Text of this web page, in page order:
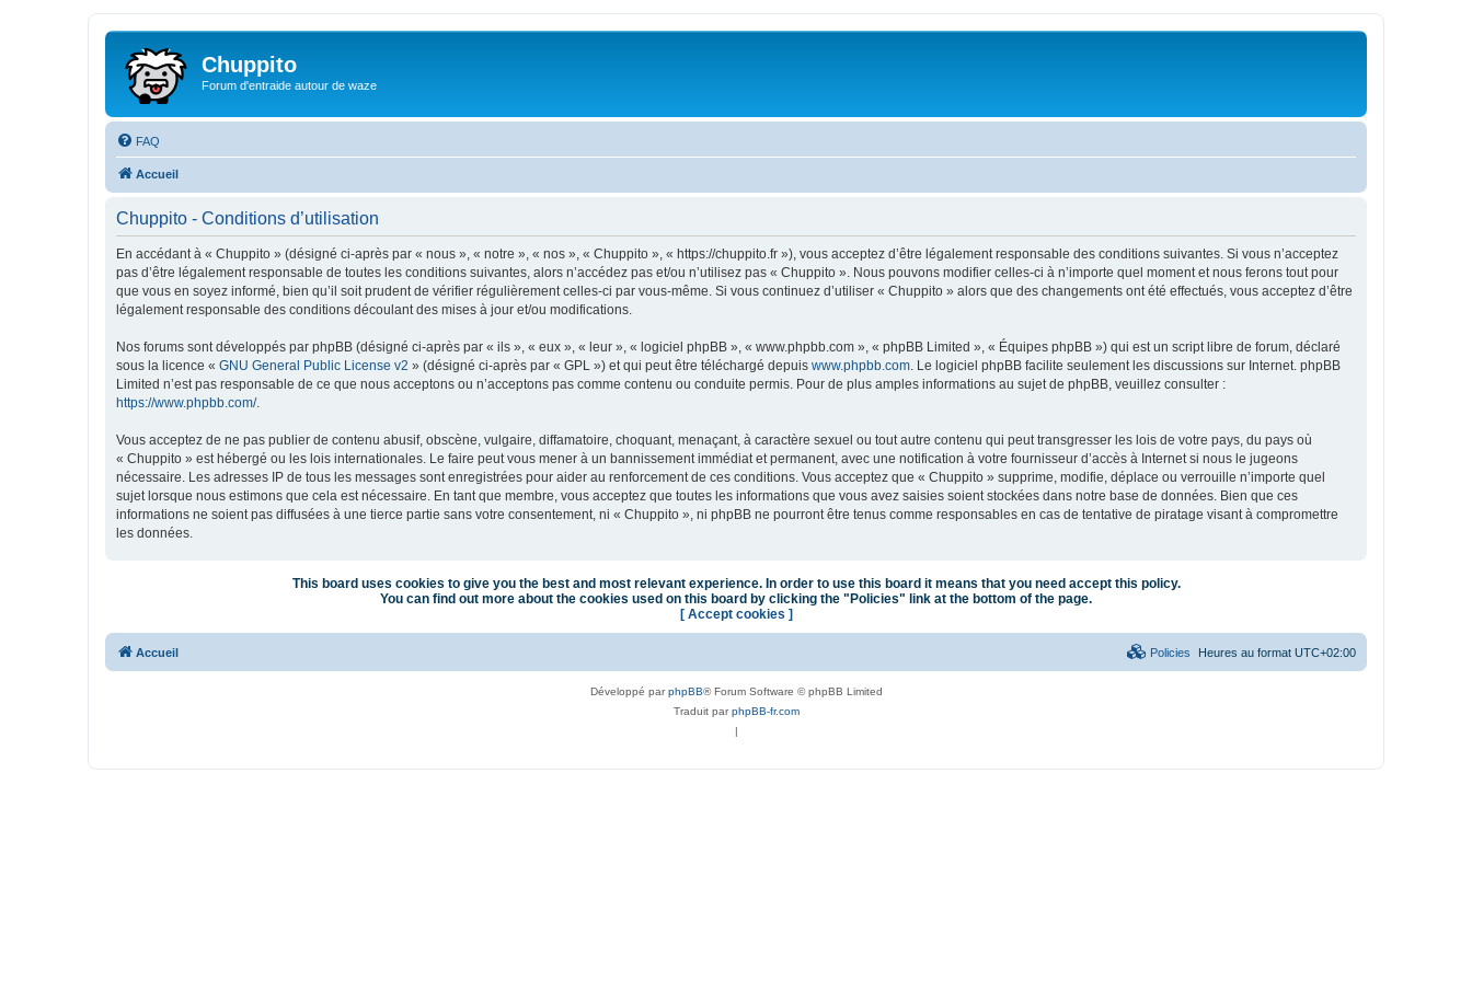
Chuppito
Forum d'entraide autour de waze
FAQ
Accueil
Chuppito - Conditions d’utilisation
En accédant à « Chuppito » (désigné ci-après par « nous », « notre », « nos », « Chuppito », « https://chuppito.fr »), vous acceptez d’être légalement responsable des conditions suivantes. Si vous n’acceptez
pas d’être légalement responsable de toutes les conditions suivantes, alors n’accédez pas et/ou n’utilisez pas « Chuppito ». Nous pouvons modifier celles-ci à n’importe quel moment et nous ferons tout pour
que vous en soyez informé, bien qu’il soit prudent de vérifier régulièrement celles-ci par vous-même. Si vous continuez d’utiliser « Chuppito » alors que des changements ont été effectués, vous acceptez d’être
légalement responsable des conditions découlant des mises à jour et/ou modifications.
Nos forums sont développés par phpBB (désigné ci-après par « ils », « eux », « leur », « logiciel phpBB », « www.phpbb.com », « phpBB Limited », « Équipes phpBB ») qui est un script libre de forum, déclaré
sous la licence « GNU General Public License v2 » (désigné ci-après par « GPL ») et qui peut être téléchargé depuis www.phpbb.com . Le logiciel phpBB facilite seulement les discussions sur Internet. phpBB
Limited n’est pas responsable de ce que nous acceptons ou n’acceptons pas comme contenu ou conduite permis. Pour de plus amples informations au sujet de phpBB, veuillez consulter :
https://www.phpbb.com/.
Vous acceptez de ne pas publier de contenu abusif, obscène, vulgaire, diffamatoire, choquant, menaçant, à caractère sexuel ou tout autre contenu qui peut transgresser les lois de votre pays, du pays où
« Chuppito » est hébergé ou les lois internationales. Le faire peut vous mener à un bannissement immédiat et permanent, avec une notification à votre fournisseur d’accès à Internet si nous le jugeons
nécessaire. Les adresses IP de tous les messages sont enregistrées pour aider au renforcement de ces conditions. Vous acceptez que « Chuppito » supprime, modifie, déplace ou verrouille n’importe quel
sujet lorsque nous estimons que cela est nécessaire. En tant que membre, vous acceptez que toutes les informations que vous avez saisies soient stockées dans notre base de données. Bien que ces
informations ne soient pas diffusées à une tierce partie sans votre consentement, ni « Chuppito », ni phpBB ne pourront être tenus comme responsables en cas de tentative de piratage visant à compromettre
les données.
This board uses cookies to give you the best and most relevant experience. In order to use this board it means that you need accept this policy.
You can find out more about the cookies used on this board by clicking the "Policies" link at the bottom of the page.
[ Accept cookies ]
Accueil Heures au format UTC+02:00
Policies
Développé parphpBB® Forum Software © phpBB Limited
Traduit parphpBB-fr.com
|